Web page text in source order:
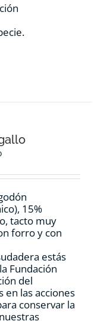
15%
tacto muy
forro y con
estás
Fundación
del
en las acciones
conservar la